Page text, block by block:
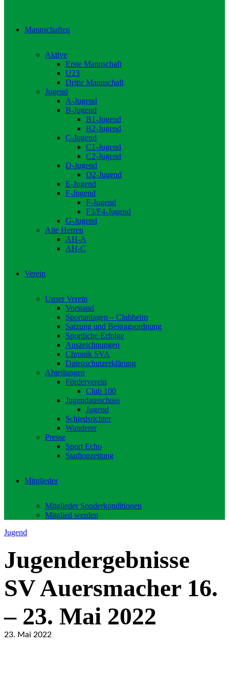
Mannschaften
Aktive
Erste Mannschaft
U23
Dritte Mannschaft
Jugend
A-Jugend
B-Jugend
B1-Jugend
B2-Jugend
C-Jugend
C1-Jugend
C2-Jugend
D-Jugend
D2-Jugend
E-Jugend
F-Jugend
F-Jugend
F3/F4-Jugend
G-Jugend
Alte Herren
AH-A
AH-C
Verein
Unser Verein
Vorstand
Sportanlagen – Clubheim
Satzung und Beitragsordnung
Sportliche Erfolge
Auszeichnungen
Chronik SVA
Datenschutzerklärung
Abteilungen
Förderverein
Club 100
Jugendausschuss
Jugend
Schiedsrichter
Wanderer
Presse
Sport Echo
Stadionzeitung
Mitglieder
Mitglieder Sonderkonditionen
Mitglied werden
Jugend
Jugendergebnisse
SV Auersmacher 16.
– 23. Mai 2022
23. Mai 2022